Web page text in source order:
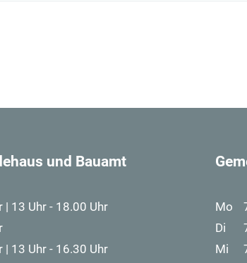
und Bauamt
| 13 Uhr - 18.00 Uhr
| 13 Uhr - 16.30 Uhr
Mo
Di
Mi